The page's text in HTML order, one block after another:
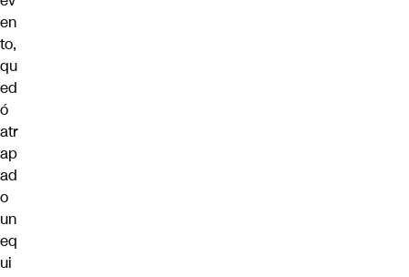
en
to,
qu
ed
ó
atr
ap
ad
o
un
eq
ui